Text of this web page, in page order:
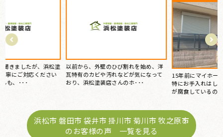
以前から、外壁のひび割れを始め、洋
瓦特有のカビや汚れなどが気になって
おり、浜松塗装店さんのホ･･･
15年前にマイホームを購入してから、
特にお手入れはしておらず、ある時庇
が腐食しているのを見つ･･･
浜松市 磐田市 袋井市 掛川市 菊川市 牧之原市
のお客様の声 一覧を見る